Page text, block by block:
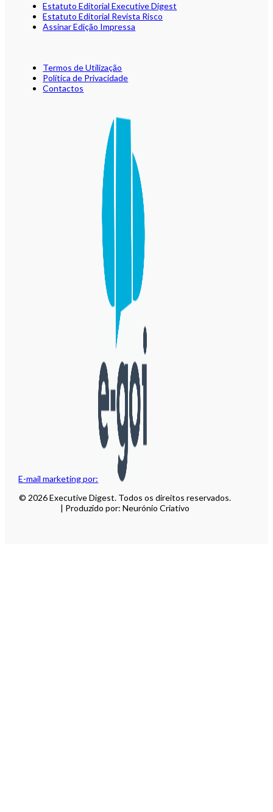
E-mail marketing por:
Estatuto Editorial Executive Digest
Estatuto Editorial Revista Risco
Assinar Edição Impressa
Termos de Utilização
Política de Privacidade
Contactos
© 2026 Executive Digest. Todos os direitos reservados.
| Produzido por: Neurónio Criativo